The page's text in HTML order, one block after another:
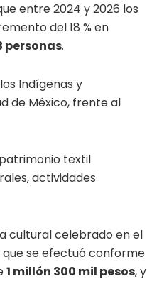
entre 2024 y 2026 los
del 18 % en
personas.
Indígenas y
de México, frente al
textil
actividades
cultural celebrado en el
que se efectuó conforme
1 millón 300 mil pesos, y